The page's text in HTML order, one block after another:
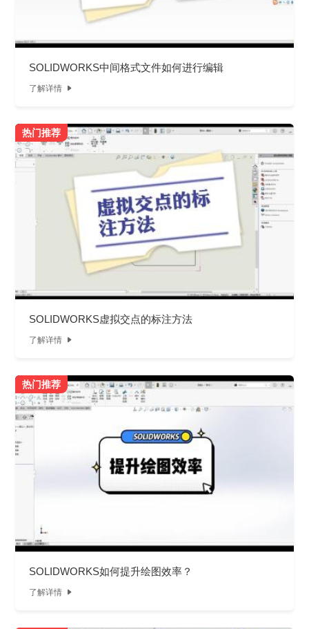
SOLIDWORKS中间格式文件如何进行编辑
了解详情 
热门推荐
SOLIDWORKS虚拟交点的标注方法
了解详情 
热门推荐
SOLIDWORKS如何提升绘图效率？
了解详情 